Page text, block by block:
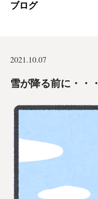
ブログ
2021.10.07
雪が降る前に・・・